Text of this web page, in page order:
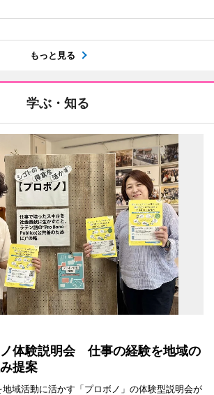
もっと見る
学ぶ・知る
体験説明会 仕事の経験を地域の
提案
域活動に活かす「プロボノ」の体験型説明会が